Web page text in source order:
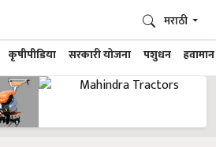
कृषीपीडिया सरकारी योजना पशुधन हवामान
मराठी